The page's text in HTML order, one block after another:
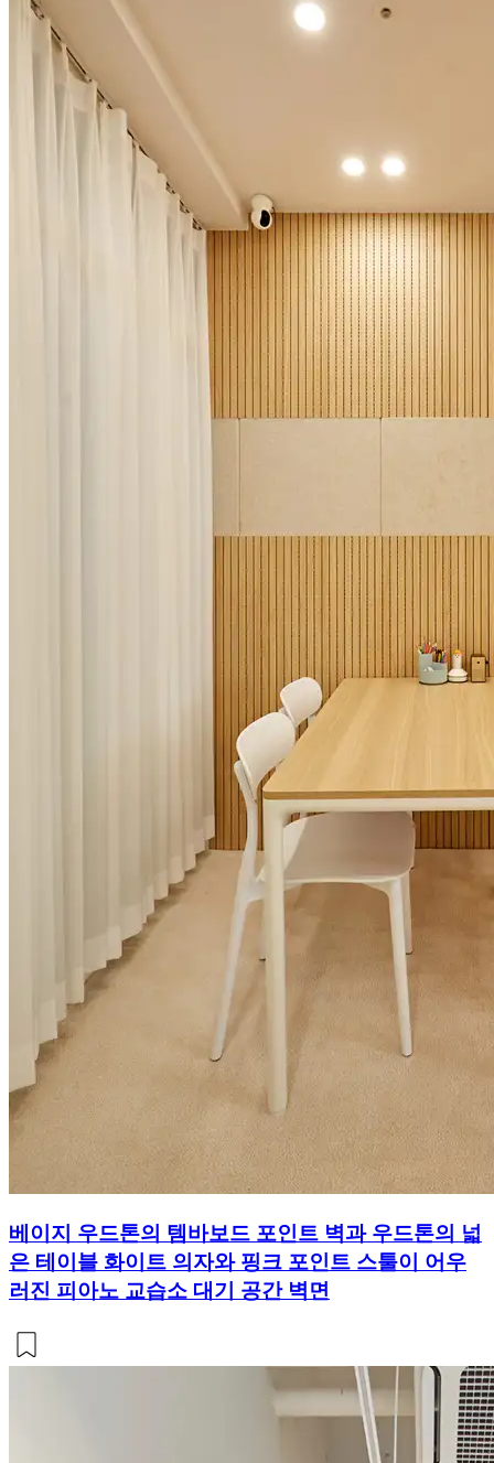
베이지 우드톤의 템바보드 포인트 벽과 우드톤의 넓
은 테이블 화이트 의자와 핑크 포인트 스툴이 어우
러진 피아노 교습소 대기 공간 벽면